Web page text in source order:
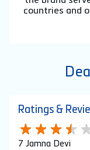
countries and
Ratings &
7 Jamna Devi